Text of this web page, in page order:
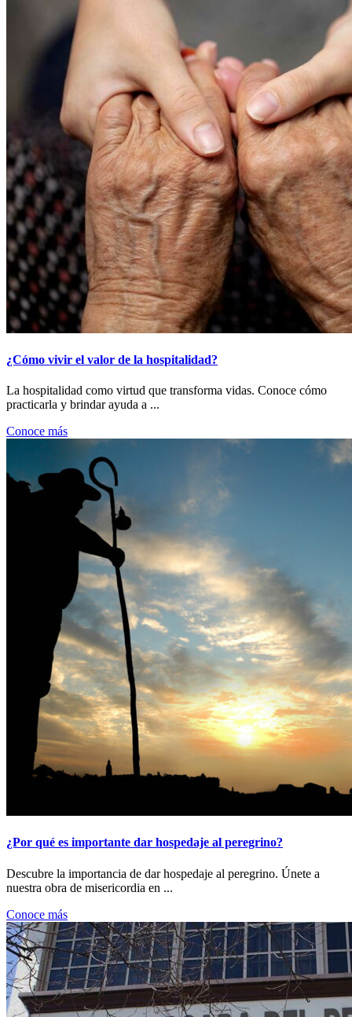
¿Cómo vivir el valor de la hospitalidad?
La hospitalidad como virtud que transforma vidas. Conoce cómo
practicarla y brindar ayuda a ...
Conoce más
¿Por qué es importante dar hospedaje al peregrino?
Descubre la importancia de dar hospedaje al peregrino. Únete a
nuestra obra de misericordia en ...
Conoce más